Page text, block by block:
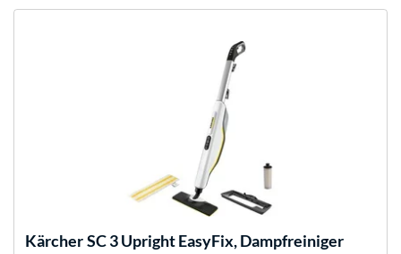
KärcherSC 3 Upright EasyFix, Dampfreiniger